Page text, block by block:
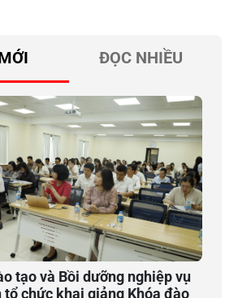
ĐỌC NHIỀU
tạo và Bồi dưỡng nghiệp vụ
chức khai giảng Khóa đào